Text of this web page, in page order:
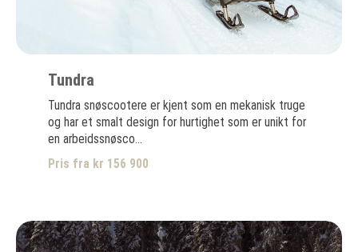
Tundra
Tundra snøscootere er kjent som en mekanisk truge
og har et smalt design for hurtighet som er unikt for
en arbeidssnøsco...
Pris fra kr 156 900